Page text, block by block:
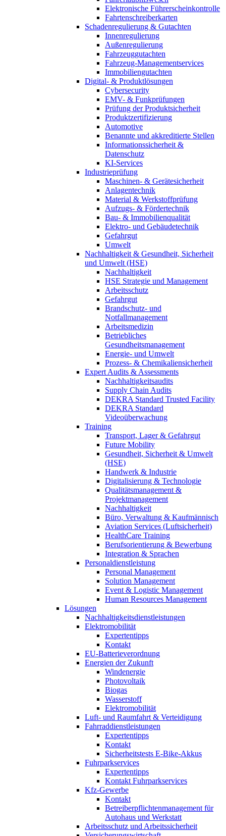
Elektronische Führerscheinkontrolle
Fahrtenschreiberkarten
Schadenregulierung & Gutachten
Innenregulierung
Außenregulierung
Fahrzeuggutachten
Fahrzeug-Managementservices
Immobiliengutachten
Digital- & Produktlösungen
Cybersecurity
EMV- & Funkprüfungen
Prüfung der Produktsicherheit
Produktzertifizierung
Automotive
Benannte und akkreditierte Stellen
Informationssicherheit &
Datenschutz
KI-Services
Industrieprüfung
Maschinen- & Gerätesicherheit
Anlagentechnik
Material & Werkstoffprüfung
Aufzugs- & Fördertechnik
Bau- & Immobilienqualität
Elektro- und Gebäudetechnik
Gefahrgut
Umwelt
Nachhaltigkeit & Gesundheit, Sicherheit
und Umwelt (HSE)
Nachhaltigkeit
HSE Strategie und Management
Arbeitsschutz
Gefahrgut
Brandschutz- und
Notfallmanagement
Arbeitsmedizin
Betriebliches
Gesundheitsmanagement
Energie- und Umwelt
Prozess- & Chemikaliensicherheit
Expert Audits & Assessments
Nachhaltigkeitsaudits
Supply Chain Audits
DEKRA Standard Trusted Facility
DEKRA Standard
Videoüberwachung
Training
Transport, Lager & Gefahrgut
Future Mobility
Gesundheit, Sicherheit & Umwelt
(HSE)
Handwerk & Industrie
Digitalisierung & Technologie
Qualitätsmanagement &
Projektmanagement
Nachhaltigkeit
Büro, Verwaltung & Kaufmännisch
Aviation Services (Luftsicherheit)
HealthCare Training
Berufsorientierung & Bewerbung
Integration & Sprachen
Personaldienstleistung
Personal Management
Solution Management
Event & Logistic Management
Human Resources Management
Lösungen
Nachhaltigkeitsdienstleistungen
Elektromobilität
Expertentipps
Kontakt
EU-Batterieverordnung
Energien der Zukunft
Windenergie
Photovoltaik
Biogas
Wasserstoff
Elektromobilität
Luft- und Raumfahrt & Verteidigung
Fahrraddienstleistungen
Expertentipps
Kontakt
Sicherheitstests E-Bike-Akkus
Fuhrparkservices
Expertentipps
Kontakt Fuhrparkservices
Kfz-Gewerbe
Kontakt
Betreiberpflichtenmanagement für
Autohaus und Werkstatt
Arbeitsschutz und Arbeitssicherheit